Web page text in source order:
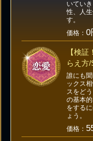
いてい
性、人
す。
価格：0
【検
らえ方
誰にも
ックス
スをど
の基本
をする
ょう。
価格：